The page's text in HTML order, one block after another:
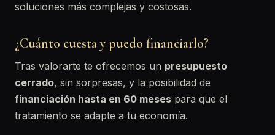
soluciones más complejas y costosas.
¿Cuánto cuesta y puedo financiarlo?
Tras valorarte te ofrecemos un presupuesto
cerrado, sin sorpresas, y la posibilidad de
financiación hasta en 60 meses para que el
tratamiento se adapte a tu economía.